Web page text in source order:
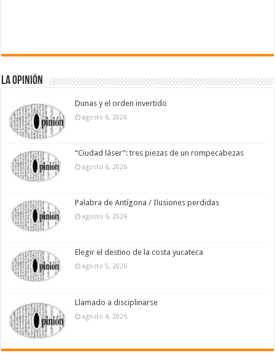
La Opinión
Dunas y el orden invertido
agosto 6, 2026
“Ciudad láser”: tres piezas de un rompecabezas
agosto 6, 2026
Palabra de Antígona / Ilusiones perdidas
agosto 6, 2026
Elegir el destino de la costa yucateca
agosto 5, 2026
Llamado a disciplinarse
agosto 4, 2026